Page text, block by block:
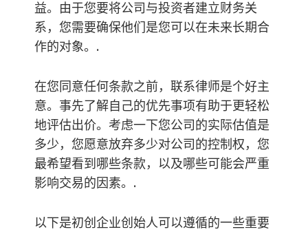
益。由于您要将公司与投资者建立财务关
系，您需要确保他们是您可以在未来长期合
作的对象。.
在您同意任何条款之前，联系律师是个好主
意。事先了解自己的优先事项有助于更轻松
地评估出价。考虑一下您公司的实际估值是
多少，您愿意放弃多少对公司的控制权，您
最希望看到哪些条款，以及哪些可能会严重
影响交易的因素。.
以下是初创企业创始人可以遵循的一些重要